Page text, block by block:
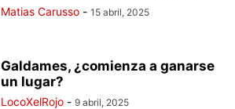
Matias Carusso - 15 abril, 2025
Galdames, ¿comienza a ganarse
un lugar?
LocoXelRojo - 9 abril, 2025